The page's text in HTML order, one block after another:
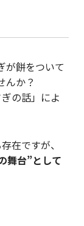
が餅をついて
んか？
の話」によ
在ですが、
舞台”として